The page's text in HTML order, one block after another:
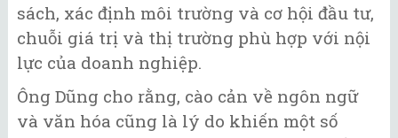
sách, xác định môi trường và cơ hội đầu tư,
chuỗi giá trị và thị trường phù hợp với nội
lực của doanh nghiệp.
Ông Dũng cho rằng, cào cản về ngôn ngữ
và văn hóa cũng là lý do khiến một số